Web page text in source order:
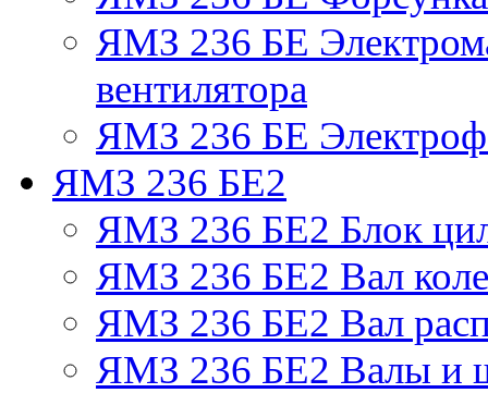
ЯМЗ 236 БЕ
вентилятора
ЯМЗ 236 БЕ
ЯМЗ 236 БЕ2
ЯМЗ 236 БЕ2 Блок
ЯМЗ 236 БЕ2 Вал
ЯМЗ 236 БЕ2 Вал
ЯМЗ 236 БЕ2 Валы и